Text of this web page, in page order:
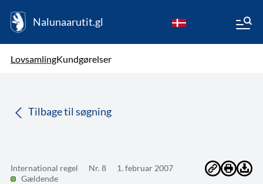
Nalunaarutit.gl
LovsamlingKundgørelser
Tilbage til søgning
International regel Nr. 8
1. februar 2007
Gældende